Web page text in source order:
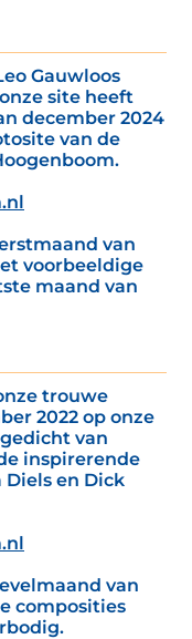
Gauwloos
site heeft
december 2024
van de
van
voorbeeldige
maand van
trouwe
2022 op onze
van
inspirerende
en Dick
van
composities